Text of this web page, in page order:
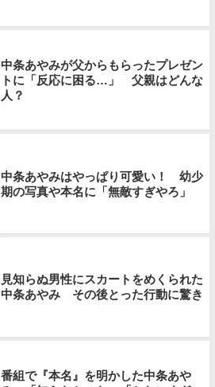
中条あやみが父からもらったプレゼン
トに「反応に困る…」 父親はどんな
人？
中条あやみはやっぱり可愛い！ 幼少
期の写真や本名に「無敵すぎやろ」
見知らぬ男性にスカートをめくられた
中条あやみ その後とった行動に驚き
番組で『本名』を明かした中条あや